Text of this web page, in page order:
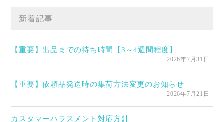
新着記事
【重要】出品までの待ち時間【3～4週間程度】
2026年7月31日
【重要】依頼品発送時の集荷方法変更のお知らせ
2026年7月21日
カスタマーハラスメント対応方針